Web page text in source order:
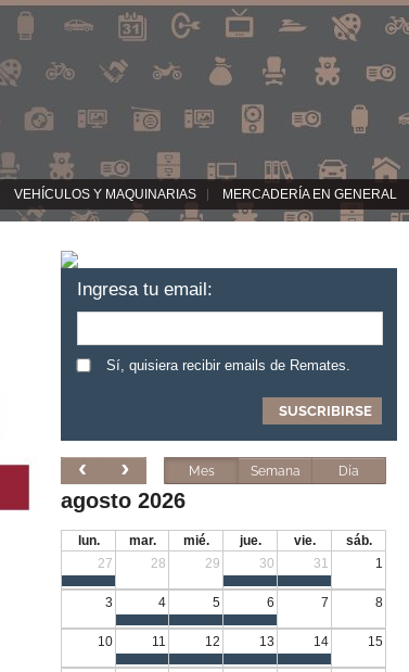
VEHÍCULOS Y MAQUINARIAS MERCADERÍA EN GENERAL
Ingresa tu email:
Sí, quisiera recibir emails de Remates.
Mes Semana Día
agosto 2026
lun. mar. mié. jue. vie.
sáb.
27
28 29 30 31 1
3 4 5 6 7 8
10 11 12 13 14 15